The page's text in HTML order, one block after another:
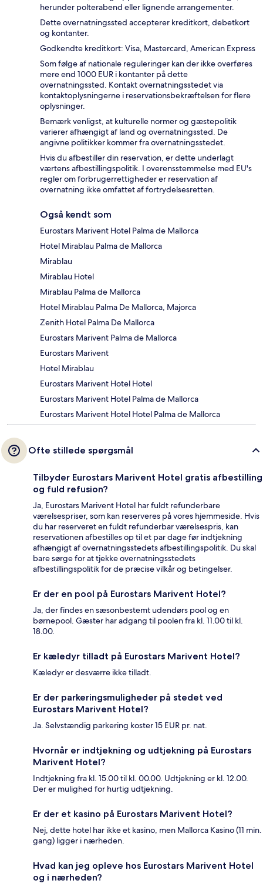
herunder polterabend eller lignende arrangementer.
Dette overnatningssted accepterer kreditkort, debetkort
og kontanter.
Godkendte kreditkort: Visa, Mastercard, American Express
Som følge af nationale reguleringer kan der ikke overføres
mere end 1000 EUR i kontanter på dette
overnatningssted. Kontakt overnatningsstedet via
kontaktoplysningerne i reservationsbekræftelsen for flere
oplysninger.
Bemærk venligst, at kulturelle normer og gæstepolitik
varierer afhængigt af land og overnatningssted. De
angivne politikker kommer fra overnatningsstedet.
Hvis du afbestiller din reservation, er dette underlagt
værtens afbestillingspolitik. I overensstemmelse med EU's
regler om forbrugerrettigheder er reservation af
overnatning ikke omfattet af fortrydelsesretten.
Også kendt som
Eurostars Marivent Hotel Palma de Mallorca
Hotel Mirablau Palma de Mallorca
Mirablau
Mirablau Hotel
Mirablau Palma de Mallorca
Hotel Mirablau Palma De Mallorca, Majorca
Zenith Hotel Palma De Mallorca
Eurostars Marivent Palma de Mallorca
Eurostars Marivent
Hotel Mirablau
Eurostars Marivent Hotel Hotel
Eurostars Marivent Hotel Palma de Mallorca
Eurostars Marivent Hotel Hotel Palma de Mallorca
Ofte stillede spørgsmål
Tilbyder Eurostars Marivent Hotel gratis afbestilling
og fuld refusion?
Ja, Eurostars Marivent Hotel har fuldt refunderbare
værelsespriser, som kan reserveres på vores hjemmeside. Hvis
du har reserveret en fuldt refunderbar værelsespris, kan
reservationen afbestilles op til et par dage før indtjekning
afhængigt af overnatningsstedets afbestillingspolitik. Du skal
bare sørge for at tjekke overnatningsstedets
afbestillingspolitik for de præcise vilkår og betingelser.
Er der en pool på Eurostars Marivent Hotel?
Ja, der findes en sæsonbestemt udendørs pool og en
børnepool. Gæster har adgang til poolen fra kl. 11.00 til kl.
18.00.
Er kæledyr tilladt på Eurostars Marivent Hotel?
Kæledyr er desværre ikke tilladt.
Er der parkeringsmuligheder på stedet ved
Eurostars Marivent Hotel?
Ja. Selvstændig parkering koster 15 EUR pr. nat.
Hvornår er indtjekning og udtjekning på Eurostars
Marivent Hotel?
Indtjekning fra kl. 15.00 til kl. 00.00. Udtjekning er kl. 12.00.
Der er mulighed for hurtig udtjekning.
Er der et kasino på Eurostars Marivent Hotel?
Nej, dette hotel har ikke et kasino, men Mallorca Kasino (11 min.
gang) ligger i nærheden.
Hvad kan jeg opleve hos Eurostars Marivent Hotel
og i nærheden?